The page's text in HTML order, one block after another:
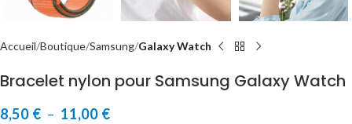
Accueil Boutique Samsung Galaxy Watch
Bracelet nylon pour Samsung Galaxy Watch
8,50 € – 11,00 €